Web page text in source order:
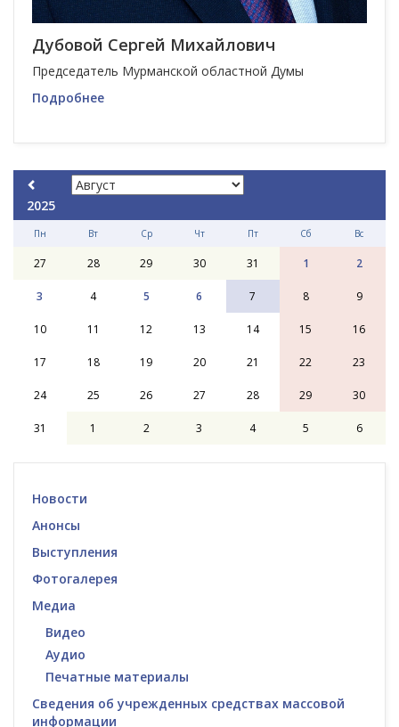
Дубовой Сергей Михайлович
Председатель Мурманской областной Думы
Подробнее
2025
Пн Вт Ср Чт Пт Сб Вс
27 28 29 30 31 1 2
3 4 5 6 7 8 9
10 11 12 13 14 15 16
17 18 19 20 21 22 23
24 25 26 27 28 29 30
31 1 2 3 4 5 6
Новости
Анонсы
Выступления
Фотогалерея
Медиа
Видео
Аудио
Печатные материалы
Сведения об учрежденных средствах массовой
информации